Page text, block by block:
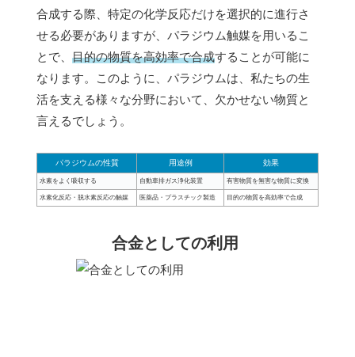
合成する際、特定の化学反応だけを選択的に進行さ
せる必要がありますが、パラジウム触媒を用いるこ
とで、 目的の物質を高効率で合成することが可能に
なります。このように、パラジウムは、私たちの生
活を支える様々な分野において、欠かせない物質と
言えるでしょう。
パラジウムの性質 用途例 効果
水素をよく吸収する 自動車排ガス浄化装置 有害物質を無害な物質に変換
水素化反応・脱水素反応の触媒 医薬品・プラスチック製造 目的の物質を高効率で合成
合金としての利用